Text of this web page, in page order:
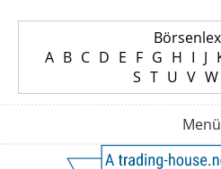
A B C D E F G H I J
S T U V W
Menü